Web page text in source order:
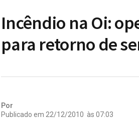
Incêndio na Oi:
para retorno de
Por
Publicado em 22/12/2010 às 07:03